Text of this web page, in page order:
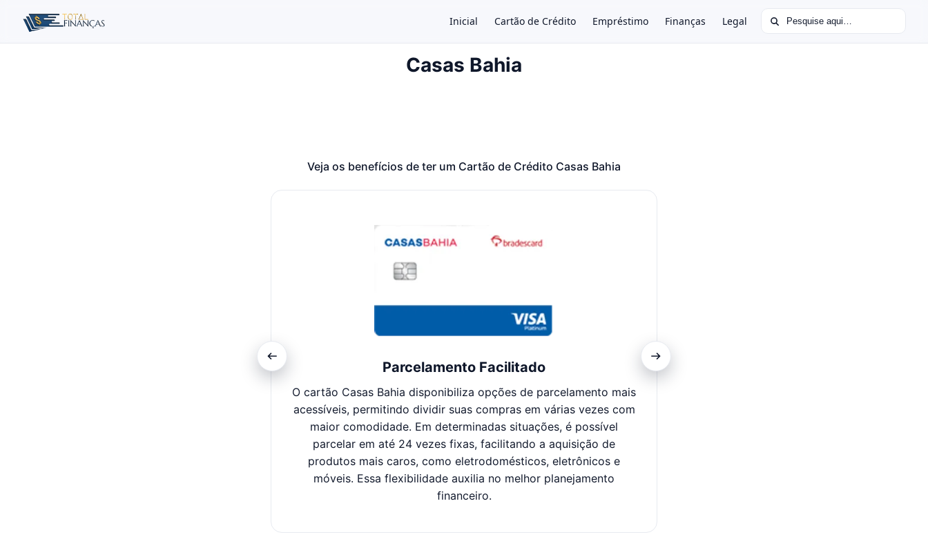
Inicial Cartão de Crédito Empréstimo Finanças Legal Buscar por:
Casas Bahia
Veja os benefícios de ter um Cartão de Crédito Casas Bahia
Parcelamento Facilitado
O cartão Casas Bahia disponibiliza opções de parcelamento mais
acessíveis, permitindo dividir suas compras em várias vezes com
maior comodidade. Em determinadas situações, é possível
parcelar em até 24 vezes fixas, facilitando a aquisição de
produtos mais caros, como eletrodomésticos, eletrônicos e
móveis. Essa flexibilidade auxilia no melhor planejamento
financeiro.